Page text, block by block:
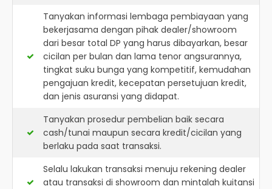
Tanyakan informasi lembaga pembiayaan yang
bekerjasama dengan pihak dealer/showroom
dari besar total DP yang harus dibayarkan, besar
cicilan per bulan dan lama tenor angsurannya,
tingkat suku bunga yang kompetitif, kemudahan
pengajuan kredit, kecepatan persetujuan kredit,
dan jenis asuransi yang didapat.
Tanyakan prosedur pembelian baik secara
cash/tunai maupun secara kredit/cicilan yang
berlaku pada saat transaksi.
Selalu lakukan transaksi menuju rekening dealer
atau transaksi di showroom dan mintalah kuitansi